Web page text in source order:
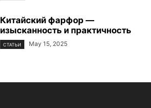
Китайский фарфор —
изысканность и практичность
СТАТЬИ May 15, 2025